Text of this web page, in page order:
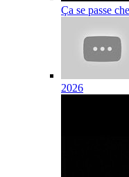
Ça se passe
2026